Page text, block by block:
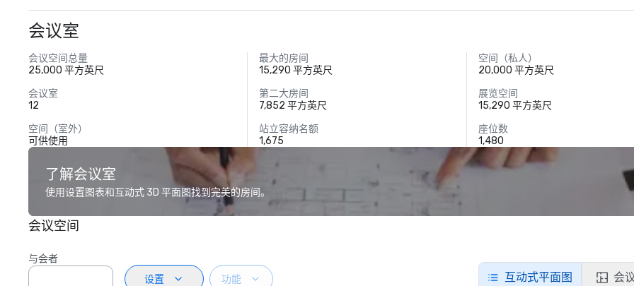
会议室
会议空间总量
25,000 平方英尺
最大的房间
15,290 平方英尺
空间（私人）
20,000 平方英尺
会议室
12
第二大房间
7,852 平方英尺
展览空间
15,290 平方英尺
空间（室外）
可供使用
站立容纳名额
1,675
座位数
1,480
了解会议室
使用设置图表和互动式 3D 平面图找到完美的房间。
会议空间
与会者
设置
功能 互动式平面图 会